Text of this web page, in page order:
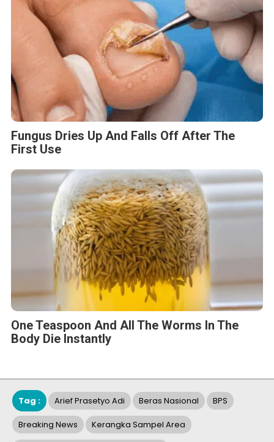
Fungus Dries Up And Falls Off After The
First Use
One Teaspoon And All The Worms In The
Body Die Instantly
Tag : Arief Prasetyo Adi Beras Nasional BPS
Breaking News Kerangka Sampel Area